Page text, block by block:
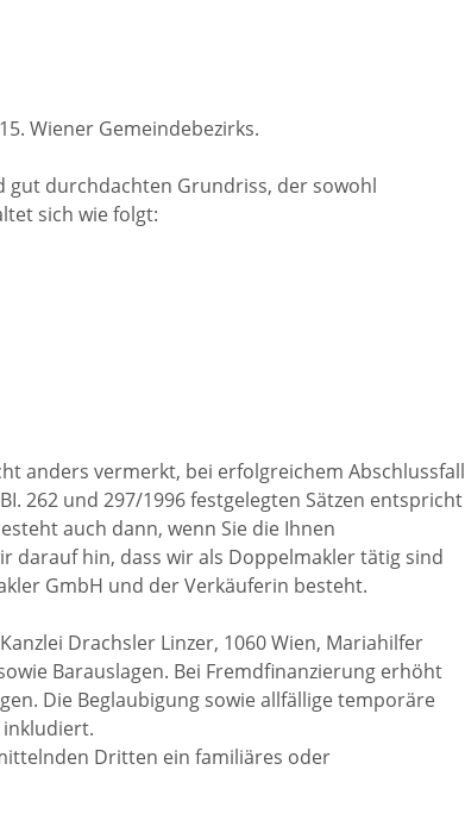
Wiener Gemeindebezirks.
gut durchdachten Grundriss, der sowohl
sich wie folgt:
anders vermerkt, bei erfolgreichem Abschlussfall
262 und 297/1996 festgelegten Sätzen entspricht
auch dann, wenn Sie die Ihnen
darauf hin, dass wir als Doppelmakler tätig sind
GmbH und der Verkäuferin besteht.
Drachsler Linzer, 1060 Wien, Mariahilfer
Barauslagen. Bei Fremdfinanzierung erhöht
Die Beglaubigung sowie allfällige temporäre
Dritten ein familiäres oder